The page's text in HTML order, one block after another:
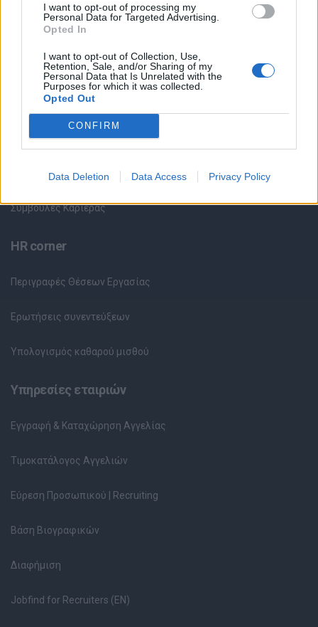
I want to opt-out of processing my
Personal Data for Targeted Advertising.
Opted In
I want to opt-out of Collection, Use,
Retention, Sale, and/or Sharing of my
Personal Data that Is Unrelated with the
Purposes for which it was collected.
Opted Out
CONFIRM
Data Deletion Data Access Privacy Policy
Θέσεις Εργασίας ανά Ειδικότητα
Θέσεις Εργασίας ανά Εταιρεία
Κέντρο Βοήθειας
Υπηρεσίες υποψηφίων
Καταχώρηση Online Βιογραφικού
Συμβουλές Καριέρας
HR corner
Περιγραφές Θέσεων Εργασίας
Ερωτήσεις συνεντεύξεων
Υπολογισμός καθαρού μισθού
Υπηρεσίες εταιριών
Εγγραφή & Καταχώρηση Αγγελίας
Τιμοκατάλογος Αγγελιών
Εύρεση Προσωπικού | Recruiting
Βάση Βιογραφικών
Διαφήμιση
Jobfind for Recruiters (EN)